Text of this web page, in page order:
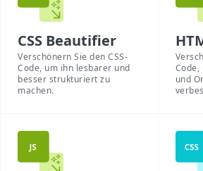
CSS Beautifier
Verschönern Sie den CSS-
Code, um ihn lesbarer und
besser strukturiert zu
machen.
Code,
und